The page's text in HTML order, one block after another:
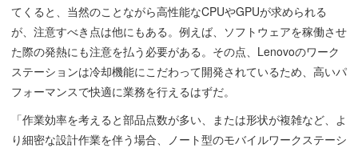
てくると、当然のことながら高性能なCPUやGPUが求められる
が、注意すべき点は他にもある。例えば、ソフトウェアを稼働させ
た際の発熱にも注意を払う必要がある。その点、Lenovoのワーク
ステーションは冷却機能にこだわって開発されているため、高いパ
フォーマンスで快適に業務を行えるはずだ。
「作業効率を考えると部品点数が多い、または形状が複雑など、よ
り細密な設計作業を伴う場合、ノート型のモバイルワークステーシ